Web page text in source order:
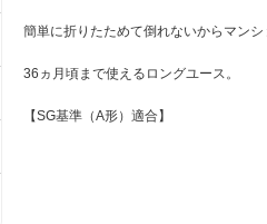
簡単に折りたためて倒れないからマンシ
36ヵ月頃まで使えるロングユース。
【SG基準（A形）適合】